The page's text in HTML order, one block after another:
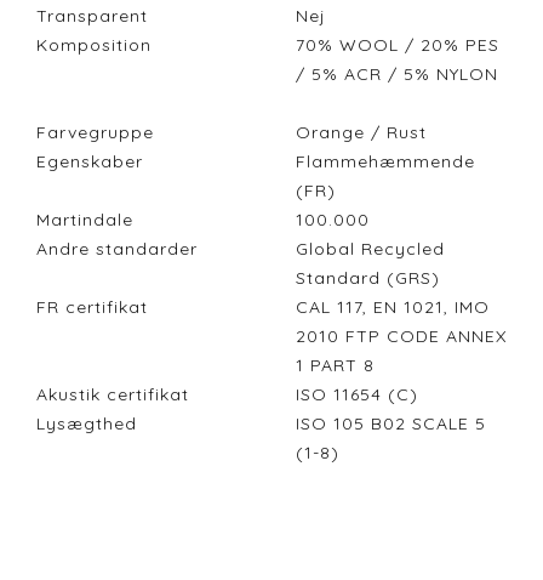
Transparent
Nej
Komposition
70% WOOL / 20% PES
/ 5% ACR / 5% NYLON
Farvegruppe
Orange / Rust
Egenskaber
Flammehæmmende
(FR)
Martindale
100.000
Andre standarder
Global Recycled
Standard (GRS)
FR certifikat
CAL 117, EN 1021, IMO
2010 FTP CODE ANNEX
1 PART 8
Akustik certifikat
ISO 11654 (C)
Lysægthed
ISO 105 B02 SCALE 5
(1-8)